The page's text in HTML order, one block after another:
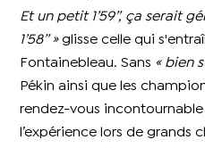
Et un petit 1’59’’, ça serait
1’58’’ »glisse celle qui
Fontainebleau. Sans « bien
Pékin ainsi que les
rendez-vous
l’expérience lors de grands